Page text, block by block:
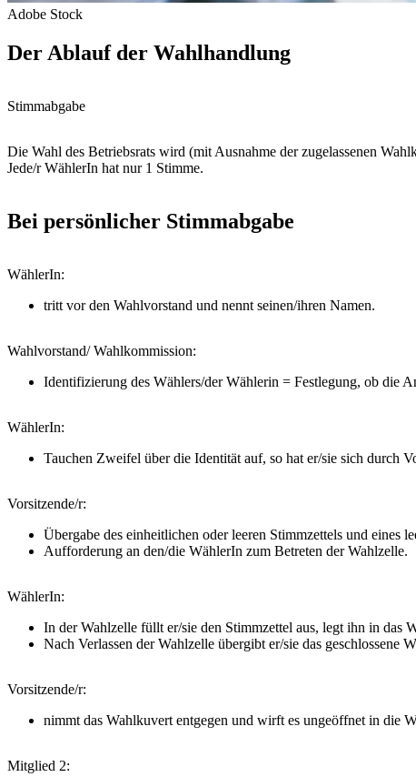
Adobe Stock
Der Ablauf der Wahlhandlung
Stimmabgabe
Die Wahl des Betriebsrats wird (mit Ausnahme der zugelassenen
Jede/r WählerIn hat nur 1 Stimme.
Bei persönlicher Stimmabgabe
WählerIn:
tritt vor den Wahlvorstand und nennt seinen/ihren Namen.
Wahlvorstand/ Wahlkommission:
Identifizierung des Wählers/der Wählerin = Festlegung, ob die
WählerIn:
Tauchen Zweifel über die Identität auf, so hat er/sie sich durch
Vorsitzende/r:
Übergabe des einheitlichen oder leeren Stimmzettels und eines
Aufforderung an den/die WählerIn zum Betreten der Wahlzelle.
WählerIn:
In der Wahlzelle füllt er/sie den Stimmzettel aus, legt ihn in das
Nach Verlassen der Wahlzelle übergibt er/sie das geschlossene
Vorsitzende/r:
nimmt das Wahlkuvert entgegen und wirft es ungeöffnet in die
Mitglied 2: